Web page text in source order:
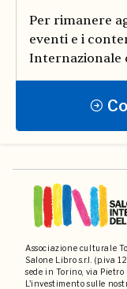
Per rimanere
eventi e i
Internazionale
Associazione culturale
Salone Libro s.r.l.
sede in Torino, via Pietro
L'investimento sulle